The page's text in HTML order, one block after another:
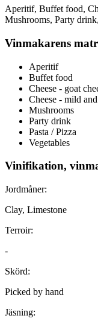
Aperitif, Buffet food,
Mushrooms, Party
Vinmakarens
Aperitif
Buffet food
Cheese - goat
Cheese - mild
Mushrooms
Party drink
Pasta / Pizza
Vegetables
Vinifikation,
Jordmåner:
Clay, Limestone
Terroir:
-
Skörd:
Picked by hand
Jäsning: